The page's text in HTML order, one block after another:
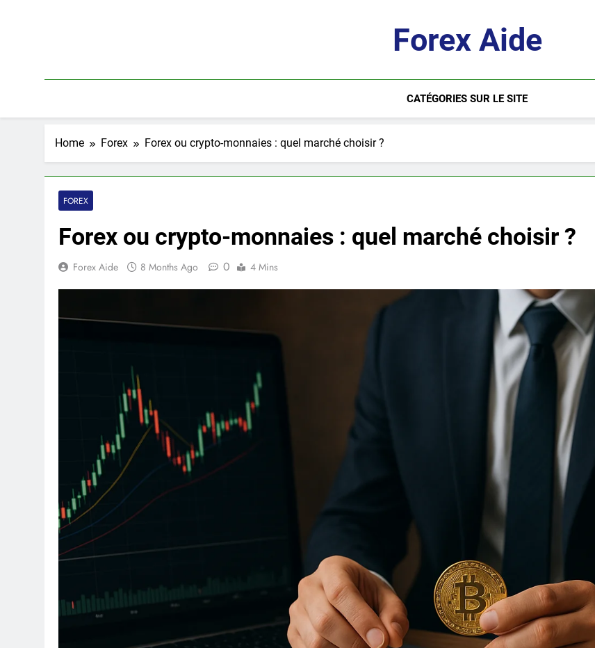
Forex Aide
CATÉGORIES SUR LE SITE
Home Forex Forex ou crypto-monnaies : quel marché choisir ?
FOREX
Forex ou crypto-monnaies : quel marché choisir ?
Forex Aide 8 Months Ago 0 4 Mins